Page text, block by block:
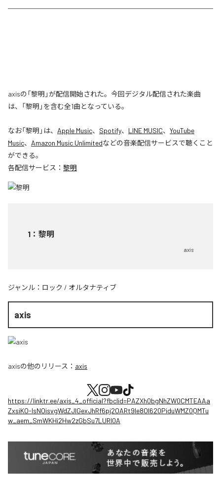
axisの「黎明」が配信開始された。今回デジタル配信された楽曲
は、「黎明」を含む全1曲となっている。
なお「黎明 」は、 Apple Music、 Spotify、 LINE MUSIC、 YouTube
Music、 Amazon Music Unlimitedなどの音楽配信サービスで聴くこと
ができる。
各配信サービス： 黎明
1 ： 黎明
axis
ジャンル： ロック / オルタナティブ
axis
axisの他のリリース： axis
https://linktr.ee/axis_4_official?fbclid=PAZXh0bgNhZW0CMTEAAa
ZxsiKO-IsNOisvgWdZJIGexJhRf6pj2OARt9le8OI620PiduWMZ0QMTu
w_aem_SmWKHi2Hw2zGbSu7LURI0A